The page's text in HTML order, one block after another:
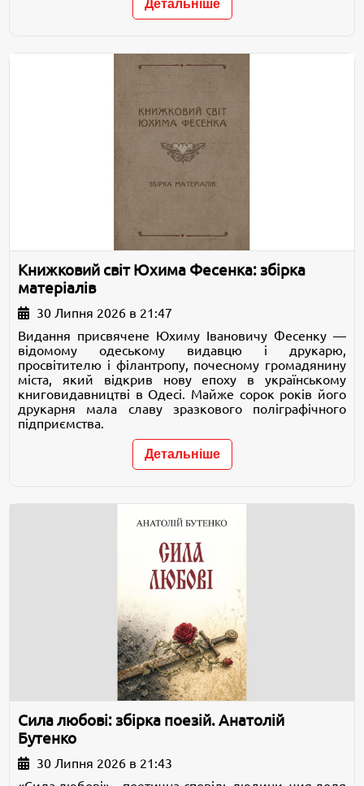
Детальніше
Книжковий світ Юхима Фесенка: збірка
матеріалів
30 Липня 2026 в 21:47
Видання присвячене Юхиму Івановичу Фесенку —
відомому одеському видавцю і друкарю,
просвітителю і філантропу, почесному громадянину
міста, який відкрив нову епоху в українському
книговидавництві в Одесі. Майже сорок років його
друкарня мала славу зразкового поліграфічного
підприємства.
Детальніше
Сила любові: збірка поезій. Анатолій
Бутенко
30 Липня 2026 в 21:43